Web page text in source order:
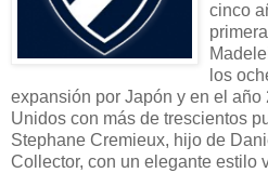
cinco
los
expansión por Japón y en el
Unidos con más de trescientos
Stephane Cremieux, hijo de
Collector, con un elegante estilo